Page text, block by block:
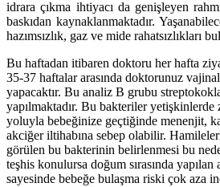
idrara çıkma ihtiyacı da genişleyen
baskıdan kaynaklanmaktadır.
hazımsızlık, gaz ve mide rahatsızlıkları
Bu haftadan itibaren doktoru her hafta
35-37 haftalar arasında doktorunuz
yapacaktır. Bu analiz B grubu
yapılmaktadır. Bu bakteriler yetişkinlerde
yoluyla bebeğinize geçtiğinde menenjit,
akciğer iltihabına sebep olabilir.
görülen bu bakterinin belirlenmesi bu
teşhis konulursa doğum sırasında
sayesinde bebeğe bulaşma riski çok aza